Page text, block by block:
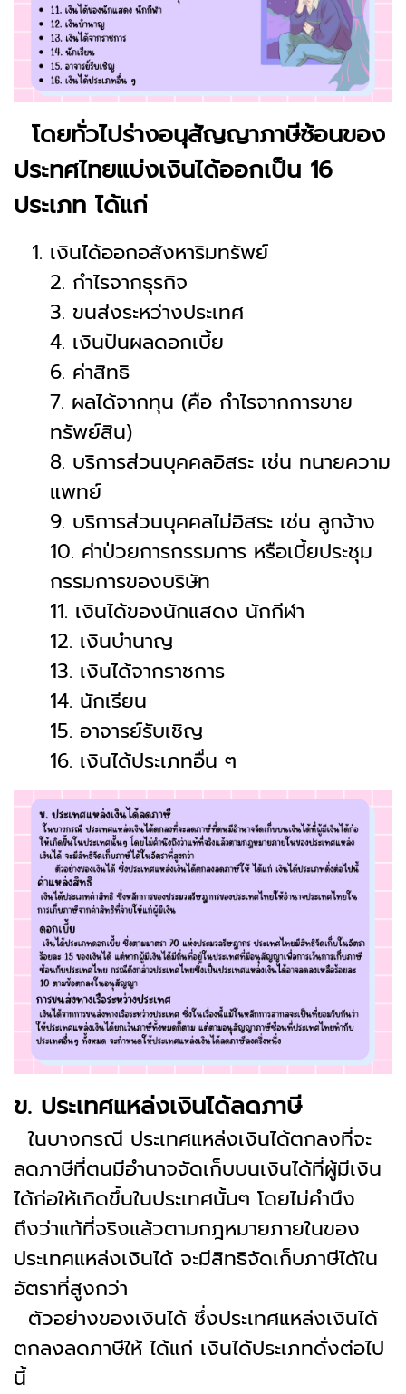
โดยทั่วไปร่างอนุสัญญาภาษีซ้อนของ
ประทศไทยแบ่งเงินได้ออกเป็น 16
ประเภท ได้แก่
เงินได้ออกอสังหาริมทรัพย์
2. กำไรจากธุรกิจ
3. ขนส่งระหว่างประเทศ
4. เงินปันผลดอกเบี้ย
6. ค่าสิทธิ
7. ผลได้จากทุน (คือ กำไรจากการขาย
ทรัพย์สิน)
8. บริการส่วนบุคคลอิสระ เช่น ทนายความ
แพทย์
9. บริการส่วนบุคคลไม่อิสระ เช่น ลูกจ้าง
10. ค่าป่วยการกรรมการ หรือเบี้ยประชุม
กรรมการของบริษัท
11. เงินได้ของนักแสดง นักกีฬา
12. เงินบำนาญ
13. เงินได้จากราชการ
14. นักเรียน
15. อาจารย์รับเชิญ
16. เงินได้ประเภทอื่น ๆ
ข. ประเทศแหล่งเงินได้ลดภาษี
ในบางกรณี ประเทศแหล่งเงินได้ตกลงที่จะ
ลดภาษีที่ตนมีอำนาจจัดเก็บบนเงินได้ที่ผู้มีเงิน
ได้ก่อให้เกิดขึ้นในประเทศนั้นๆ โดยไม่คำนึง
ถึงว่าแท้ที่จริงแล้วตามกฎหมายภายในของ
ประเทศแหล่งเงินได้ จะมีสิทธิจัดเก็บภาษีได้ใน
อัตราที่สูงกว่า
ตัวอย่างของเงินได้ ซึ่งประเทศแหล่งเงินได้
ตกลงลดภาษีให้ ได้แก่ เงินได้ประเภทดั่งต่อไป
นี้